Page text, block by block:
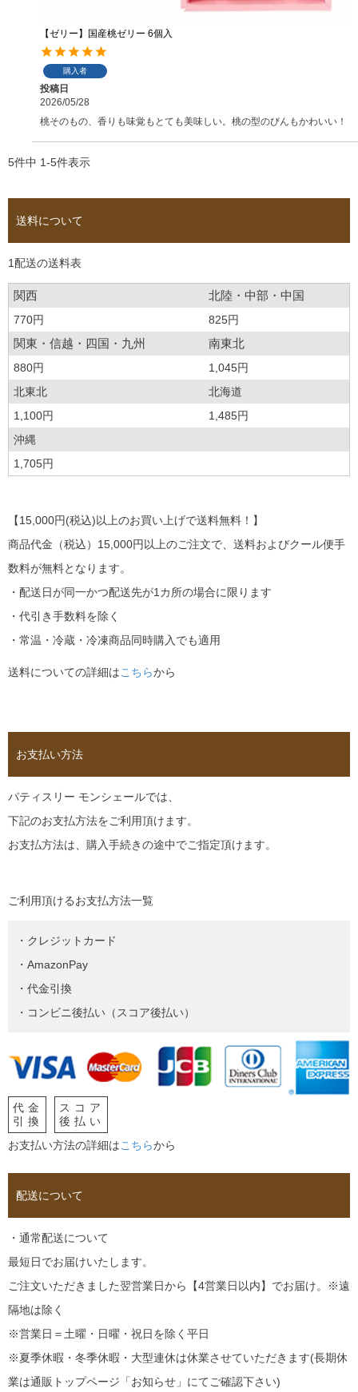
【ゼリー】国産桃ゼリー 6個入
購入者
投稿日
2026/05/28
桃そのもの、香りも味覚もとても美味しい。桃の型のびんもかわいい！
5件中 1-5件表示
送料について
1配送の送料表
関西 北陸・中部・中国
770円 825円
関東・信越・四国・九州 南東北
880円
1,045円
北東北
北海道
1,100円
1,485円
沖縄
1,705円
【15,000円(税込)以上のお買い上げで送料無料！】
商品代金（税込）15,000円以上のご注文で、送料およびクール便手
数料が無料となります。
・配送日が同一かつ配送先が1カ所の場合に限ります
・代引き手数料を除く
・常温・冷蔵・冷凍商品同時購入でも適用
送料についての詳細はこちらから
お支払い方法
パティスリー モンシェールでは、
下記のお支払方法をご利用頂けます。
お支払方法は、購入手続きの途中でご指定頂けます。
ご利用頂けるお支払方法一覧
・クレジットカード
・AmazonPay
・代金引換
・コンビニ後払い（スコア後払い）
代金
引換
スコア
後払い
お支払い方法の詳細はこちらから
配送について
・通常配送について
最短日でお届けいたします。
ご注文いただきました翌営業日から【4営業日以内】でお届け。※遠
隔地は除く
※営業日＝土曜・日曜・祝日を除く平日
※夏季休暇・冬季休暇・大型連休は休業させていただきます(長期休
業は通販トップページ「お知らせ」にてご確認下さい)